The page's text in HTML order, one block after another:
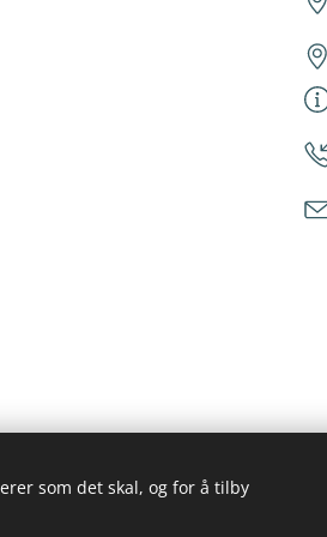
© 2023FleetMan Consulting
som det skal, og for å tilby